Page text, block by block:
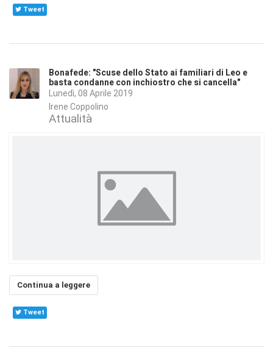
Tweet
Bonafede: "Scuse dello Stato ai familiari di Leo e
basta condanne con inchiostro che si cancella"
Lunedì, 08 Aprile 2019
Irene Coppolino
Attualità
Continua a leggere
Tweet